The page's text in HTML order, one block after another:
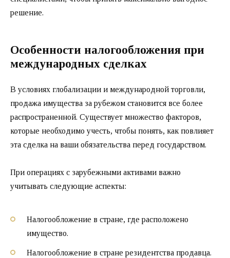
решение.
Особенности налогообложения при
международных сделках
В условиях глобализации и международной торговли,
продажа имущества за рубежом становится все более
распространенной. Существует множество факторов,
которые необходимо учесть, чтобы понять, как повлияет
эта сделка на ваши обязательства перед государством.
При операциях с зарубежными активами важно
учитывать следующие аспекты:
Налогообложение в стране, где расположено
имущество.
Налогообложение в стране резидентства продавца.